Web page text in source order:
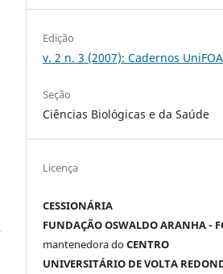
Edição
v. 2 n. 3 (2007): Cadernos UniFOA
Seção
Ciências Biológicas e da Saúde
Licença
CESSIONÁRIA
FUNDAÇÃO OSWALDO ARANHA -
mantenedora doCENTRO
UNIVERSITÁRIO DE VOLTA